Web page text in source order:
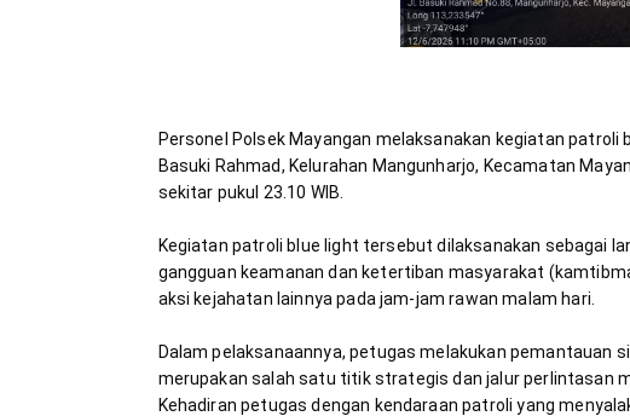
Personel Polsek Mayangan melaksanakan kegiatan patroli
Basuki Rahmad, Kelurahan Mangunharjo, Kecamatan
Kegiatan patroli blue light tersebut dilaksanakan sebagai
gangguan keamanan dan ketertiban masyarakat
Dalam pelaksanaannya, petugas melakukan pemantauan
merupakan salah satu titik strategis dan jalur perlintasan
Kehadiran petugas dengan kendaraan patroli yang